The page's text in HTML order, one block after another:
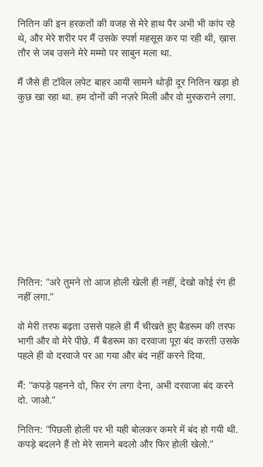
नितिन की इन हरकतों की वजह से मेरे हाथ पैर अभी भी कांप रहे
थे, और मेरे शरीर पर मैं उसके स्पर्श महसूस कर पा रही थी, ख़ास
तौर से जब उसने मेरे मम्मो पर साबुन मला था.
मैं जैसे ही टॉवेल लपेट बाहर आयी सामने थोड़ी दूर नितिन खड़ा हो
कुछ खा रहा था. हम दोनों की नज़रे मिली और वो मुस्कराने लगा.
नितिन: “अरे तुमने तो आज होली खेली ही नहीं, देखो कोई रंग ही
नहीं लगा.”
वो मेरी तरफ बढ़ता उससे पहले ही मैं चीखते हुए बैडरूम की तरफ
भागी और वो मेरे पीछे. मैं बैडरूम का दरवाजा पूरा बंद करती उसके
पहले ही वो दरवाजे पर आ गया और बंद नहीं करने दिया.
मैं: “कपड़े पहनने दो, फिर रंग लगा देना, अभी दरवाजा बंद करने
दो. जाओ.”
नितिन: “पिछली होली पर भी यही बोलकर कमरे में बंद हो गयी थी.
कपड़े बदलने हैं तो मेरे सामने बदलो और फिर होली खेलो.”